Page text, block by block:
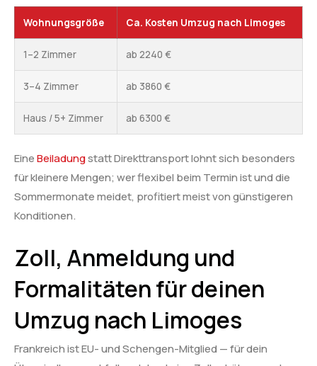
Wohnungsgröße Ca. Kosten Umzug nach Limoges
1–2 Zimmer ab 2240 €
3–4 Zimmer ab 3860 €
Haus / 5+ Zimmer ab 6300 €
EineBeiladungstatt Direkttransport lohnt sich besonders
für kleinere Mengen; wer flexibel beim Termin ist und die
Sommermonate meidet, profitiert meist von günstigeren
Konditionen.
Zoll, Anmeldung und
Formalitäten für deinen
Umzug nach Limoges
Frankreich ist EU- und Schengen-Mitglied — für dein